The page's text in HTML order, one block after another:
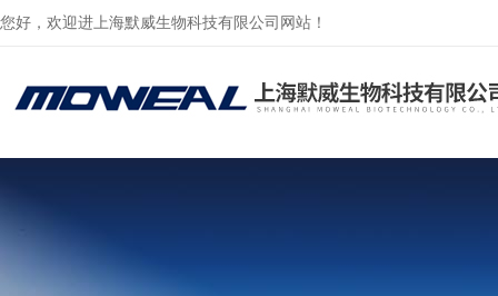
您好，欢迎进上海默威生物科技有限公司网站！